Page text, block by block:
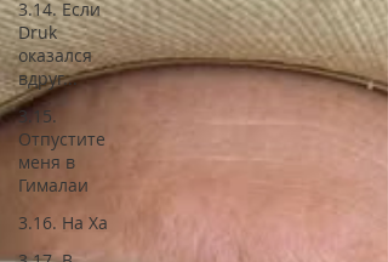
3.14. Если
Druk
оказался
вдруг...
3.15.
Отпустите
меня в
Гималаи
3.16. На Ха